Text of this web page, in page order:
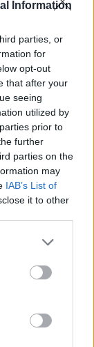
Information
parties, or
for
opt-out
that after your
seeing
utilized by
prior to
further
parties on the
may
IAB’s List of
it to other
път
в